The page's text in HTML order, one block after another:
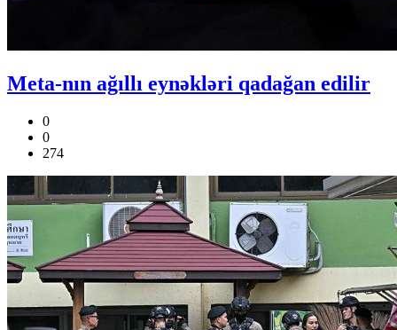
Meta-nın ağıllı eynəkləri qadağan edilir
0
0
274